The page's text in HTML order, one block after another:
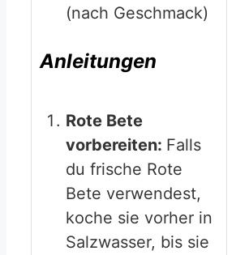
(nach Geschmack)
Anleitungen
Rote Bete
vorbereiten: Falls
du frische Rote
Bete verwendest,
koche sie vorher in
Salzwasser, bis sie